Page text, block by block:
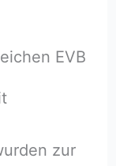
EVB
zur